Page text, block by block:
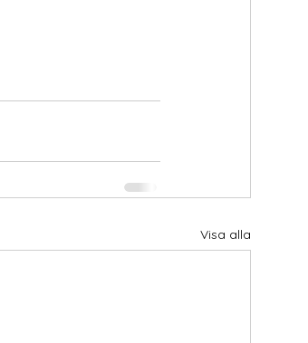
Visa alla